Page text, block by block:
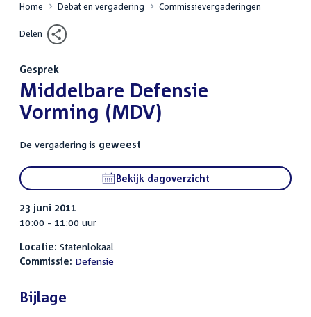
Home Debat en vergadering Commissievergaderingen
Delen
Gesprek
:Middelbare Defensie
Vorming (MDV)
De vergadering is geweest
Bekijk dagoverzicht
23 juni 2011
10:00 - 11:00 uur
Locatie: Statenlokaal
Commissie: Defensie
Bijlage